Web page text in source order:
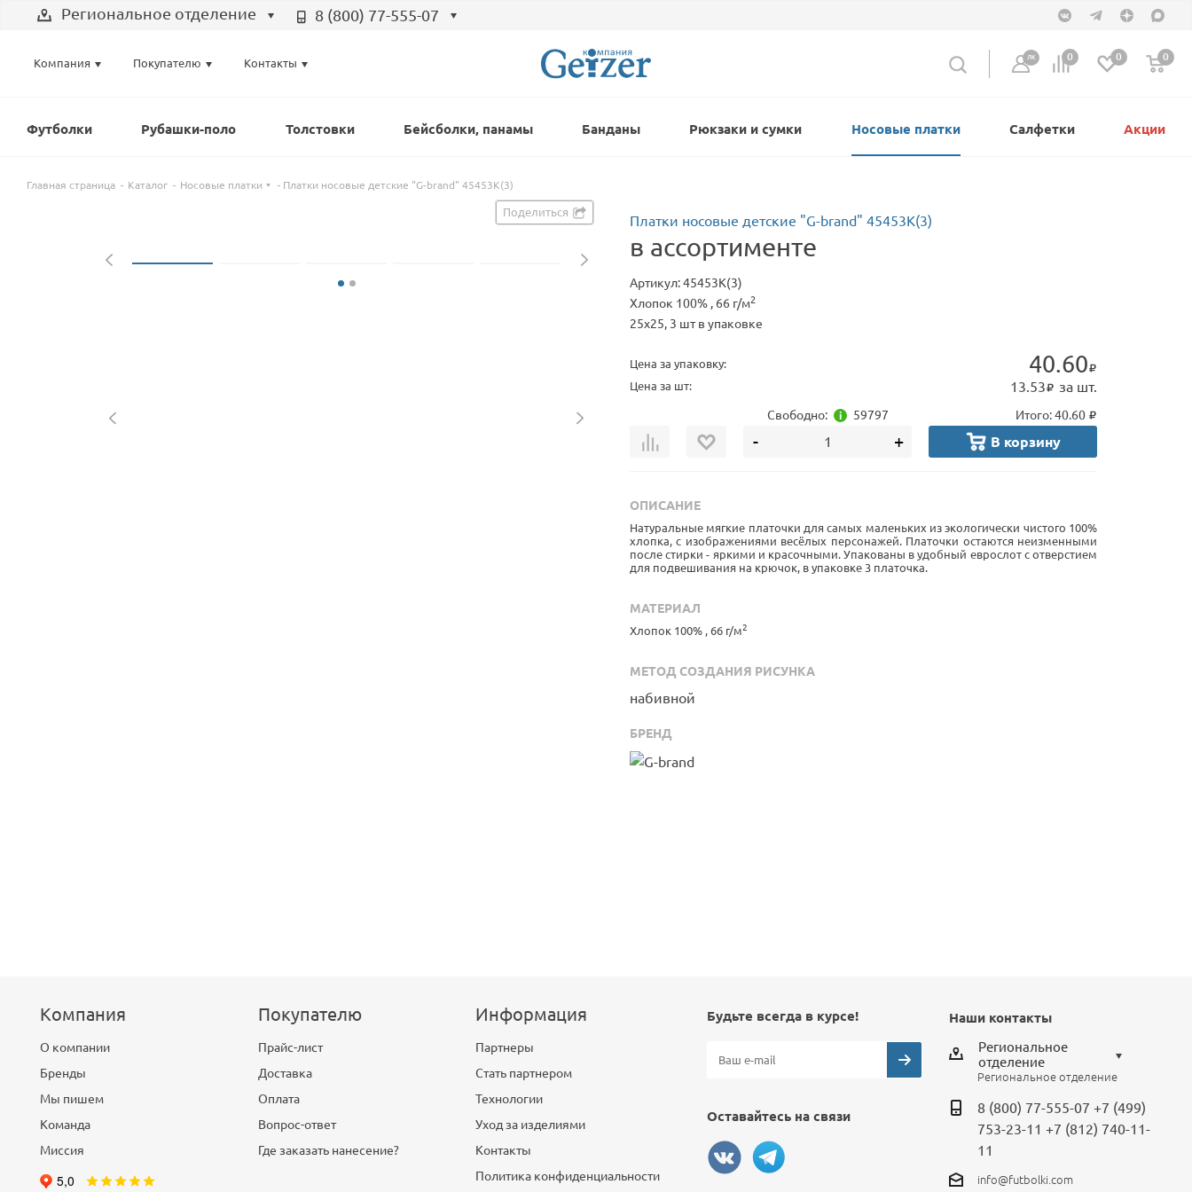
Региональное отделение 8 (800) 77-555-07
Компания Покупателю Контакты ЛК 0 0 0
Футболки Рубашки-поло Толстовки Бейсболки, панамы Банданы Рюкзаки и сумки Носовые платки Салфетки Акции
Главная страница Каталог Носовые платки Платки носовые детские "G-brand" 45453К(3)
Поделиться
Платки носовые детские "G-brand" 45453К(3)
в ассортименте
Артикул: 45453К(3)
Хлопок 100% , 66 г/м2
25x25, 3 шт в упаковке
Цена за упаковку: 40.60
Цена за шт: 13.53 за шт.
Свободно: 59797
- +
Итого:40.60
В корзину
ОПИСАНИЕ
Натуральные мягкие платочки для самых маленьких из экологически чистого 100%
хлопка, с изображениями весёлых персонажей. Платочки остаются неизменными
после стирки - яркими и красочными. Упакованы в удобный еврослот с отверстием
для подвешивания на крючок, в упаковке 3 платочка.
МАТЕРИАЛ
Хлопок 100% , 66 г/м2
МЕТОД СОЗДАНИЯ РИСУНКА
набивной
БРЕНД
Компания
О компании
Бренды
Мы пишем
Команда
Миссия
Покупателю
Прайс-лист
Доставка
Оплата
Вопрос-ответ
Где заказать нанесение?
Информация
Партнеры
Стать партнером
Технологии
Уход за изделиями
Контакты
Политика конфиденциальности
Будьте всегда в курсе!
Оставайтесь на связи
Наши контакты
Региональное
отделение
Выберите отделение
Региональное отделение
Москва
Региональное отделение
8 (800) 77-555-07+7 (499)
753-23-11+7 (812) 740-11-
11
info@futbolki.com